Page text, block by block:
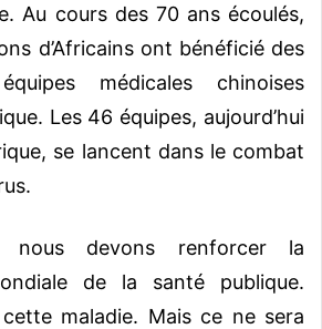
Au cours des 70 ans écoulés,
d’Africains ont bénéficié des
médicales chinoises
Les 46 équipes, aujourd’hui
se lancent dans le combat
nous devons renforcer la
de la santé publique.
maladie. Mais ce ne sera